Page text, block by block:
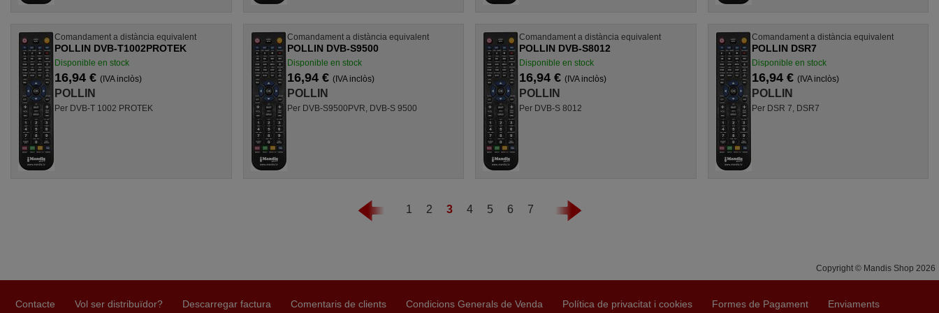
Comandament a distància equivalent
POLLIN DVB-T1002PROTEK
Disponible en stock
16,94 € (IVA inclòs)
POLLIN
Per DVB-T 1002 PROTEK
Comandament a distància equivalent
POLLIN DVB-S9500
Disponible en stock
16,94 € (IVA inclòs)
POLLIN
Per DVB-S9500PVR, DVB-S 9500
Comandament a distància equivalent
POLLIN DVB-S8012
Disponible en stock
16,94 € (IVA inclòs)
POLLIN
Per DVB-S 8012
Comandament a distància equivalent
POLLIN DSR7
Disponible en stock
16,94 € (IVA inclòs)
POLLIN
Per DSR 7, DSR7
1 2 3 4 5 6 7
Copyright © Mandis Shop 2026
Contacte Vol ser distribuïdor? Descarregar factura Comentaris de clients Condicions Generals de Venda Política de privacitat i cookies Formes de Pagament Enviaments